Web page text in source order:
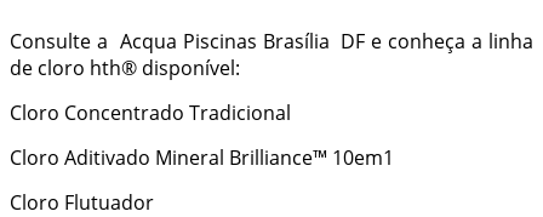
Consulte a Acqua Piscinas Brasília DF e conheça a linha
de cloro hth® disponível:
Cloro Concentrado Tradicional
Cloro Aditivado Mineral Brilliance™ 10em1
Cloro Flutuador